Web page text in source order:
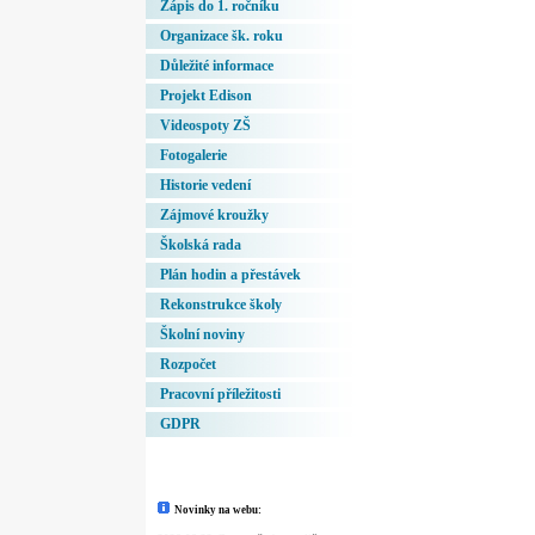
Zápis do 1. ročníku
Organizace šk. roku
Důležité informace
Projekt Edison
Videospoty ZŠ
Fotogalerie
Historie vedení
Zájmové kroužky
Školská rada
Plán hodin a přestávek
Rekonstrukce školy
Školní noviny
Rozpočet
Pracovní příležitosti
GDPR
Novinky na webu: